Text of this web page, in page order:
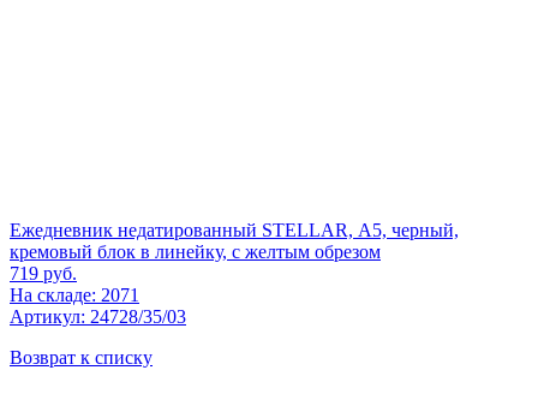
Ежедневник недатированный STELLAR, А5, черный,
кремовый блок в линейку, с желтым обрезом
719 руб.
На складе: 2071
Артикул: 24728/35/03
Возврат к списку